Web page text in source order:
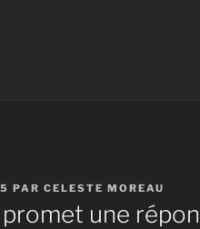
PAR CELESTE MOREAU
une